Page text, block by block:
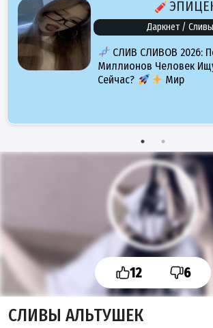
Даркнет / Сливы
СЛИВ СЛИВОВ 2026:
Миллионов Человек
Сейчас?
Мир
12 6
СЛИВЫ АЛЬТУШЕК